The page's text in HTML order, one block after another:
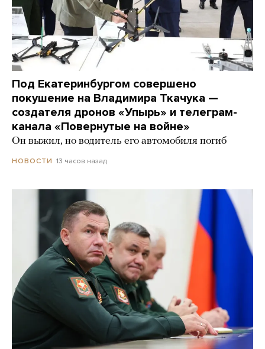
Под Екатеринбургом совершено
покушение на Владимира Ткачука —
создателя дронов «Упырь» и телеграм-
канала «Повернутые на войне»
Он выжил, но водитель его автомобиля погиб
НОВОСТИ 13 часов назад